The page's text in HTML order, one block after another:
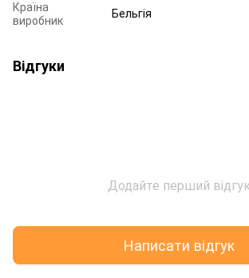
Країна
виробник
Бельгія
Відгуки
Додайте перший відгук
Написати відгук